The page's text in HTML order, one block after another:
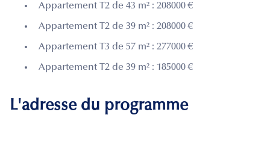
Appartement T2 de 43 m² : 208000 €
Appartement T2 de 39 m² : 208000 €
Appartement T3 de 57 m² : 277000 €
Appartement T2 de 39 m² : 185000 €
L'adresse du programme